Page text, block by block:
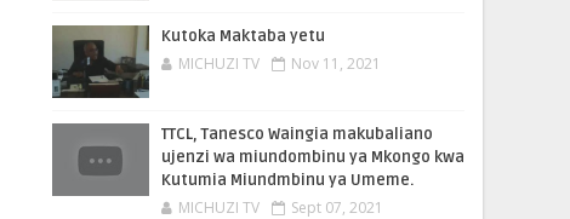
Kutoka Maktaba yetu
MICHUZI TV Nov 11, 2021
TTCL, Tanesco Waingia makubaliano
ujenzi wa miundombinu ya Mkongo kwa
Kutumia Miundmbinu ya Umeme.
MICHUZI TV Sept 07, 2021